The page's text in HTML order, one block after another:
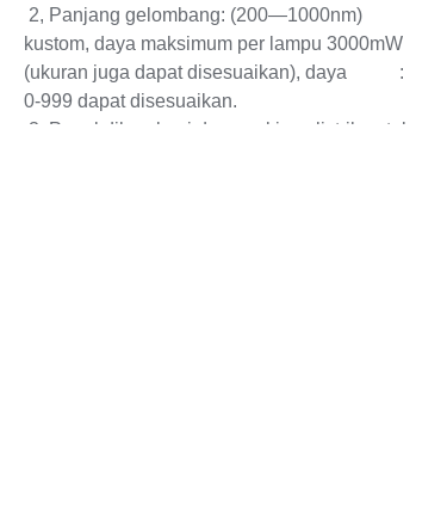
2, Panjang gelombang: (200—1000nm)
kustom, daya maksimum per lampu 3000mW
(ukuran juga dapat disesuaikan), daya :
0-999 dapat disesuaikan.
3, Panel dilengkapi dengan kipas listrik untuk
ID